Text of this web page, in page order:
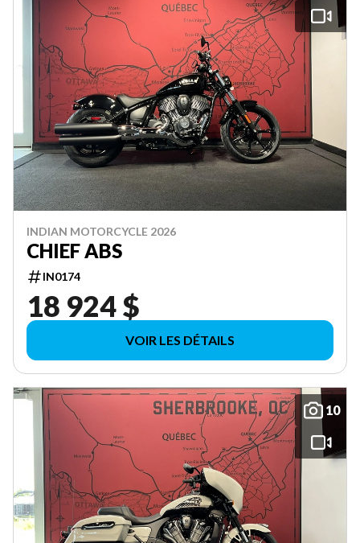
INDIAN MOTORCYCLE 2026
CHIEF ABS
IN0174
18 924 $
VOIR LES DÉTAILS
10